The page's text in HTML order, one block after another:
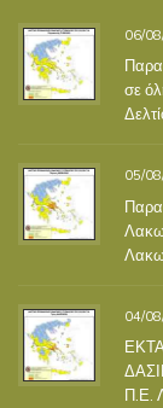
06/
σε
05/
04/
Π.Ε.